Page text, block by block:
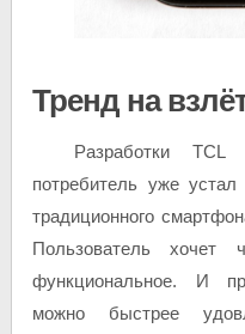
Тренд на
Разработки
потребитель уже
традиционного
Пользователь хочет
функциональное. И
можно быстрее